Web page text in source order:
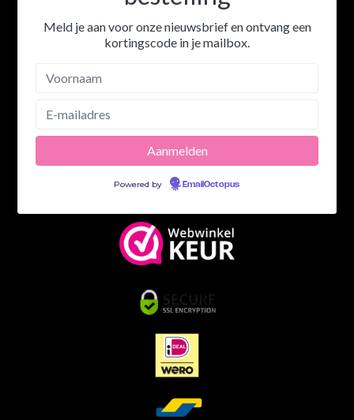
Meld je aan voor onze nieuwsbrief en ontvang een
kortingscode in je mailbox.
Powered by EmailOctopus